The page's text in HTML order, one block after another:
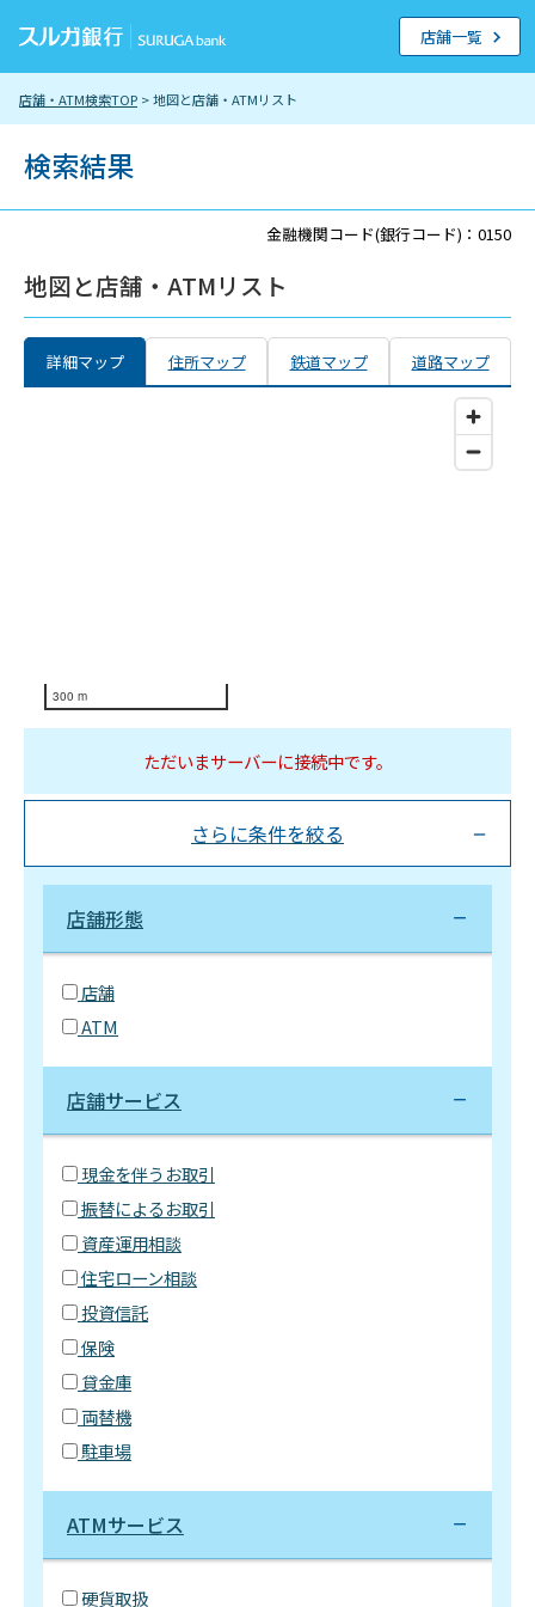
店舗・ATM検索TOP > 地図と店舗・ATMリスト
店舗一覧
検索結果
金融機関コード(銀行コード)：0150
地図と店舗・ATMリスト
詳細マップ 住所マップ 鉄道マップ 道路マップ
300 m
ただいまサーバーに接続中です。
さらに条件を絞る
店舗形態
店舗
ATM
店舗サービス
現金を伴うお取引
振替によるお取引
資産運用相談
住宅ローン相談
投資信託
保険
貸金庫
両替機
駐車場
ATMサービス
硬貨取扱